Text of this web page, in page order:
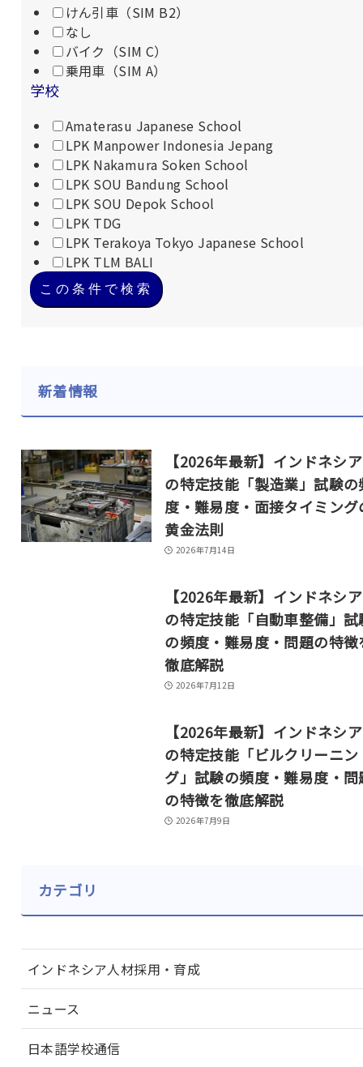
けん引車（SIM B2）
なし
バイク（SIM C）
乗用車（SIM A）
学校
Amaterasu Japanese School
LPK Manpower Indonesia Jepang
LPK Nakamura Soken School
LPK SOU Bandung School
LPK SOU Depok School
LPK TDG
LPK Terakoya Tokyo Japanese School
LPK TLM BALI
この条件で検索
新着情報
【2026年最新】インドネシ
の特定技能「製造業」試験の
度・難易度・面接タイミング
黄金法則
2026年7月14日
【2026年最新】インドネシ
の特定技能「自動車整備」試
の頻度・難易度・問題の特徴
徹底解説
2026年7月12日
【2026年最新】インドネシ
の特定技能「ビルクリーニン
グ」試験の頻度・難易度・問
の特徴を徹底解説
2026年7月9日
カテゴリ
インドネシア人材採用・育成
ニュース
日本語学校通信